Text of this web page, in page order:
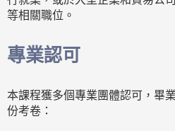
等相關職位。
專業認可
本課程獲多個專業團體認可，畢
份考卷：